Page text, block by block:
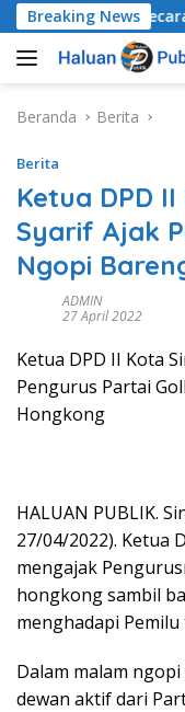
Langsung
ke
konten
Breaking News
Anak Secara
Beranda Berita
Berita
Ketua DPD
Syarif Ajak
Ngopi
ADMIN
27 April 2022
Ketua DPD II Kota
Pengurus Partai
Hongkong
HALUAN PUBLIK.
27/04/2022). Ketua
mengajak
hongkong sambil
menghadapi Pemilu
Dalam malam
dewan aktif dari